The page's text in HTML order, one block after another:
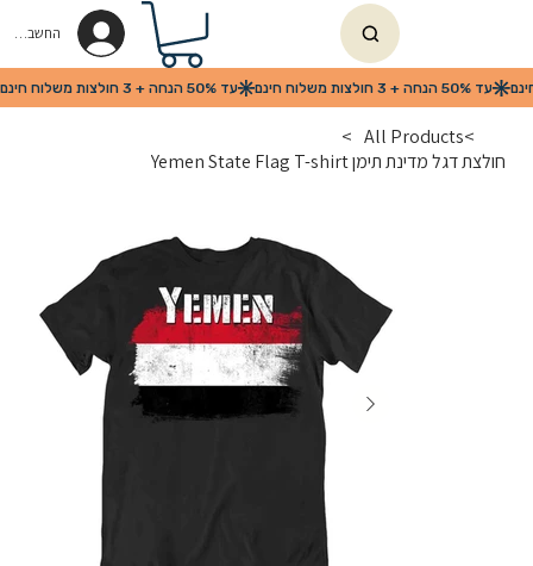
החשבון שלי
>
All Products
>
חולצת דגל מדינת תימן Yemen State Flag T-shirt